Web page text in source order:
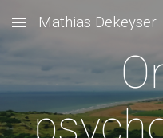
Skip to main content
Mathias Dekeyser